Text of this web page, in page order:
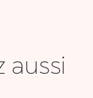
aussi